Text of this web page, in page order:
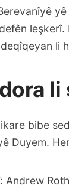
li
li
bibe
Duyem.
Andrew